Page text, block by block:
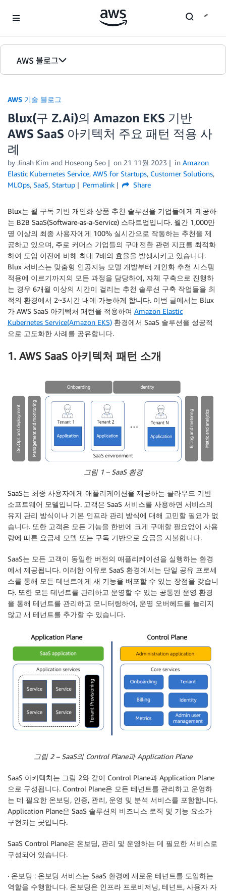
AWS 블로그
홈
에디션
AWS 기술 블로그
Blux(구 Z.Ai)의 Amazon EKS 기반
AWS SaaS 아키텍처 주요 패턴 적용 사
례
by Jinah Kim and Hoseong Seo on 21 11월 2023 in Amazon
Elastic Kubernetes Service, AWS for Startups, Customer Solutions,
MLOps, SaaS, Startup Permalink Share
Blux는 월 구독 기반 개인화 상품 추천 솔루션을 기업들에게 제공하
는 B2B SaaS(Software-as-a-Service) 스타트업입니다. 월간 1,000만
명 이상의 최종 사용자에게 100% 실시간으로 작동하는 추천을 제
공하고 있으며, 주로 커머스 기업들의 구매전환 관련 지표를 최적화
하여 도입 이전에 비해 최대 7배의 효율을 발생시키고 있습니다.
Blux 서비스는 맞춤형 인공지능 모델 개발부터 개인화 추천 시스템
적용에 이르기까지의 모든 과정을 담당하여, 자체 구축으로 진행하
는 경우 6개월 이상의 시간이 걸리는 추천 솔루션 구축 작업들을 최
적의 환경에서 2~3시간 내에 가능하게 합니다. 이번 글에서는 Blux
가 AWS SaaS 아키텍처 패턴을 적용하여 Amazon Elastic
Kubernetes Service(Amazon EKS) 환경에서 SaaS 솔루션을 성공적
으로 고도화한 사례를 공유합니다.
1. AWS SaaS 아키텍처 패턴 소개
그림 1 – SaaS 환경
SaaS는 최종 사용자에게 애플리케이션을 제공하는 클라우드 기반
소프트웨어 모델입니다. 고객은 SaaS 서비스를 사용하면 서비스의
유지 관리 방식이나 기본 인프라 관리 방식에 대해 고민할 필요가 없
습니다. 또한 고객은 모든 기능을 한번에 크게 구매할 필요없이 사용
량에 따른 요금제 모델 또는 구독 기반으로 요금을 지불합니다.
SaaS는 모든 고객이 동일한 버전의 애플리케이션을 실행하는 환경
에서 제공됩니다. 이러한 이유로 SaaS 환경에서는 단일 공유 프로세
스를 통해 모든 테넌트에게 새 기능을 배포할 수 있는 장점을 갖습니
다. 또한 모든 테넌트를 관리하고 운영할 수 있는 공통된 운영 환경
을 통해 테넌트를 관리하고 모니터링하여, 운영 오버헤드를 늘리지
않고 새 테넌트를 추가할 수 있습니다.
그림 2 – SaaS의 Control Plane과 Application Plane
SaaS 아키텍처는 그림 2와 같이 Control Plane과 Application Plane
으로 구성됩니다. Control Plane은 모든 테넌트를 관리하고 운영하
는 데 필요한 온보딩, 인증, 관리, 운영 및 분석 서비스를 포함합니다.
Application Plane은 SaaS 솔루션의 비즈니스 로직 및 기능 요소가
구현되는 곳입니다.
SaaS Control Plane은 온보딩, 관리 및 운영하는 데 필요한 서비스로
구성되어 있습니다.
· 온보딩 : 온보딩 서비스는 SaaS 환경에 새로운 테넌트를 도입하는
역할을 수행합니다. 온보딩은 인프라 프로비저닝, 테넌트, 사용자 자